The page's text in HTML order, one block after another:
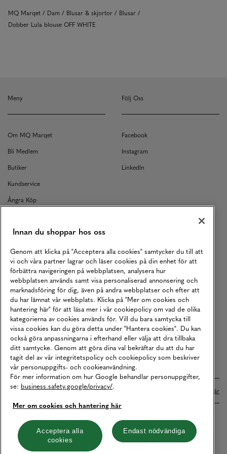
MQ Marqet Dam Blusar & skjortor
Blusar
Dobber Lula blouse OFF WHITE
Meny
Om MQ Marqet
Bli Medlem
Butiker
Kundservice
Ångra Köp
Returer
Köpvillkor
Karriär
Vårt Ansvar
Våra Tjänster
Press
Studentrabatt
B2B
Tillgänglighetsredogörelse
Följ Oss
Facebook
Instagram
LinkedIn
Betalningar online sköts i samarbete med Klarna. Läs mer här
Cookies Integritetspolicy
Hantera cookies
Innan du shoppar hos oss
Genom att klicka på "Acceptera alla cookies" samtycker du till att
vi och våra partner lagrar och läser cookies på din enhet för att
förbättra navigeringen på webbplatsen, analysera hur
webbplatsen används samt visa personaliserad annonsering och
marknadsföring för dig, även på andra webbplatser och efter att
du har lämnat vår webbplats. Klicka på "Mer om cookies och
hantering här" för att läsa mer i vår cookiepolicy om vad de olika
kategorierna av cookies används för. Vill du bara samtycka till
vissa cookies kan du göra detta under "Hantera cookies". Du kan
också göra anpassningarna i efterhand eller välja att dra tillbaka
ditt samtycke. Genom att göra dina val bekräftar du att du har
tagit del av vår integritetspolicy och cookiepolicy som beskriver
vår personuppgifts- och cookieanvändning.
För mer information om hur Google behandlar personuppgifter,
se: business.safety.google/privacy/.
Mer om cookies och hantering här
Acceptera alla
cookies
Endast nödvändiga